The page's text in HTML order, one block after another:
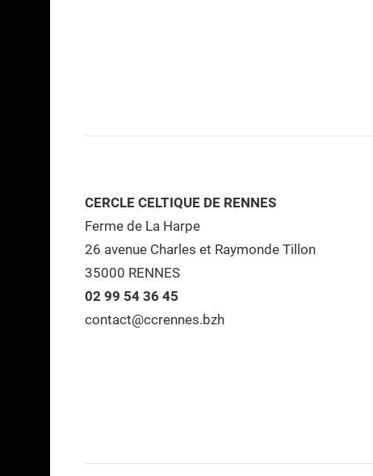
CERCLE CELTIQUE DE RENNES
Ferme de La Harpe
26 avenue Charles et Raymonde Tillon
35000 RENNES
02 99 54 36 45
contact@ccrennes.bzh